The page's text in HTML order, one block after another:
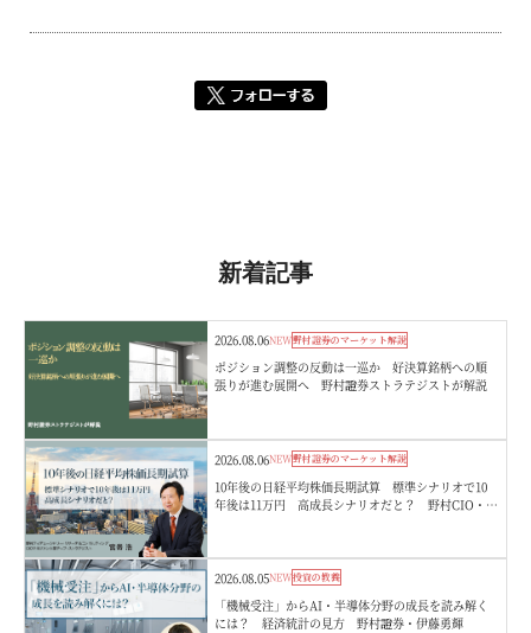
新着記事
2026.08.06NEW野村證券のマーケット解説
ポジション調整の反動は一巡か 好決算銘柄への順
張りが進む展開へ 野村證券ストラテジストが解説
2026.08.06NEW野村證券のマーケット解説
10年後の日経平均株価長期試算 標準シナリオで10
年後は11万円 高成長シナリオだと？ 野村CIO・宮
2026.08.05NEW投資の教養
「機械受注」からAI・半導体分野の成長を読み解く
には？ 経済統計の見方 野村證券・伊藤勇輝